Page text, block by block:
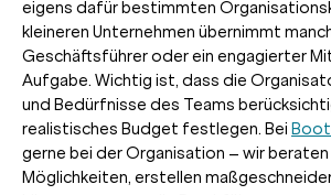
eigens dafür bestimmten
kleineren Unternehmen übernimmt
Geschäftsführer oder ein engagierter
Aufgabe. Wichtig ist, dass die
und Bedürfnisse des Teams
realistisches Budget festlegen. Bei
gerne bei der Organisation – wir
Möglichkeiten, erstellen